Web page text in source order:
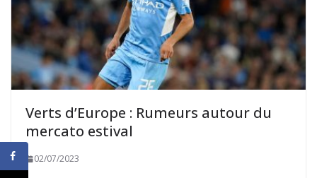
Verts d’Europe : Rumeurs autour du
mercato estival
02/07/2023